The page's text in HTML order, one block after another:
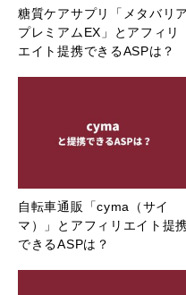
糖質ケアサプリ「メタバリア
プレミアムEX」とアフィリ
エイト提携できるASPは？
自転車通販「cyma（サイ
マ）」とアフィリエイト提
できるASPは？